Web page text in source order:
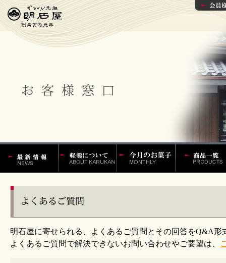
かるかんの明石
屋 最新情報
軽羹百話 今月の菓子
かるかんや
ん饅頭など
明石屋に寄せられる、よくあるご質問とその回答をQ&A形
よくあるご質問で解決できないお問い合わせやご要望は、